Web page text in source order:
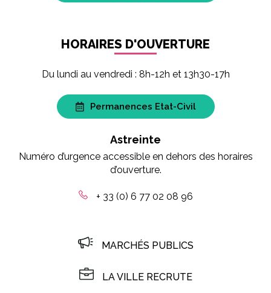
HORAIRES D'OUVERTURE
Du lundi au vendredi : 8h-12h et 13h30-17h
Permanences Etat-Civil
Astreinte
Numéro d’urgence accessible en dehors des horaires
d’ouverture.
+ 33 (0) 6 77 02 08 96
MARCHÉS PUBLICS
LA VILLE RECRUTE